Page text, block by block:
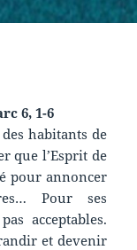
6, 1-6
habitants de
que l’Esprit de
pour annoncer
Pour ses
acceptables.
et devenir